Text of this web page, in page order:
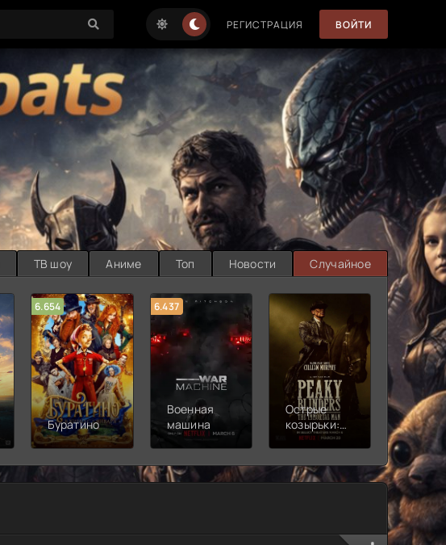
РЕГИСТРАЦИЯ ВОЙТИ
ТВ шоу Аниме Топ Новости Случайное
6.654
Буратино
6.437
Военная
машина
Острые
козырьки:
Бессмертный
7.187
2